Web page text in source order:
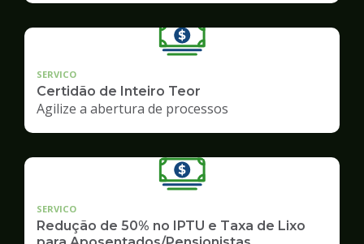
SERVICO
Certidão de Inteiro Teor
Agilize a abertura de processos
SERVICO
Redução de 50% no IPTU e Taxa de Lixo